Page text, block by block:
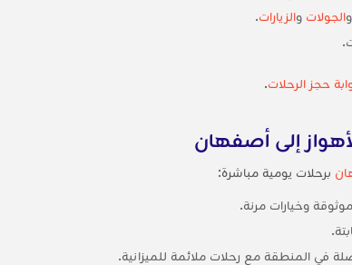
والجولات والزيارات.
حجز الرحلات.
إلى أصفهان
برحلات يومية مباشرة:
وخيارات مرنة.
في المنطقة مع رحلات ملائمة للميزانية.